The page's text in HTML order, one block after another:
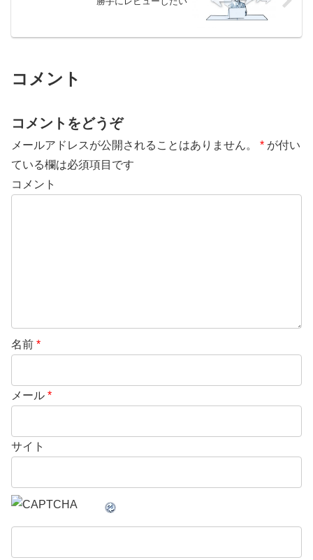
コメント
コメントをどうぞ
メールアドレスが公開されることはありません。 * が付い
ている欄は必須項目です
コメント
名前 *
メール *
サイト